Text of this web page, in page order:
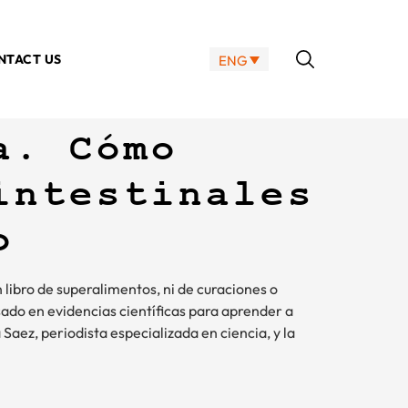
US ENG
Cómo
de superalimentos, ni de curaciones o
en evidencias científicas para aprender a
periodista especializada en ciencia, y la